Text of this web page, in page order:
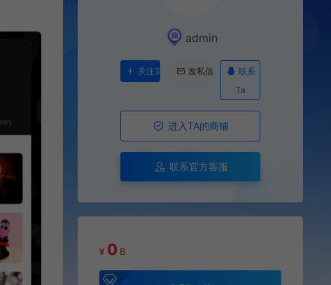
admin
关注Ta 发私信
联系
Ta
进入TA的商铺
联系官方客服
¥ 0 B